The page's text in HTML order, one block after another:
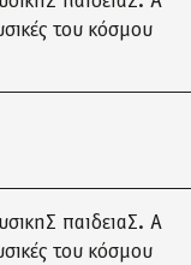
του κόσμου
παιδειαΣ. Α
του κόσμου